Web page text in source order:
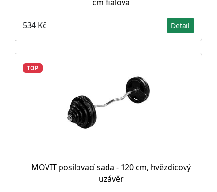
cm fialová
534 Kč Detail
TOP
MOVIT posilovací sada - 120 cm, hvězdicový
uzávěr